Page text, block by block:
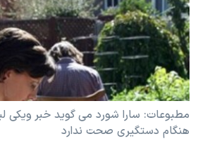
حقوق شهروندی
اقتصادی
علم و فناوری
اسرائیل در جنگ
آرشیو پخش زنده
انتخابات ریاست جمهوری آمریکا ۲۰۲۴
حمله جمهوری اسلامی به اسرائیل
رمز مهسا
ورزش زنان در ایران
اعتراضات زن، زندگی، آزادی
مجموعه مستندهای دادخواهی
زبانهای مختلف
مطبوعات: سارا شورد می گويد خبر ويکی
هنگام دستگيری صحت ندارد